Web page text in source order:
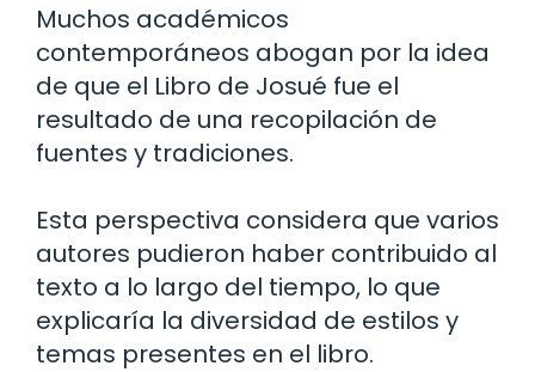
Muchos académicos
contemporáneos abogan por la idea
de que el Libro de Josué fue el
resultado de una recopilación de
fuentes y tradiciones.
Esta perspectiva considera que varios
autores pudieron haber contribuido al
texto a lo largo del tiempo, lo que
explicaría la diversidad de estilos y
temas presentes en el libro.